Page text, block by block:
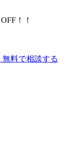
OFF！！
無料で相談する